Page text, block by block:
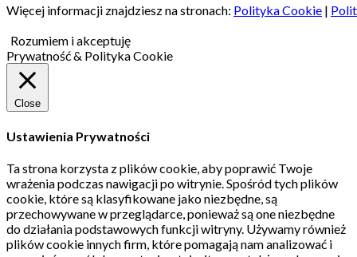
Więcej informacji znajdziesz na stronach: Polityka Cookie |
Rozumiem i akceptuję
Prywatność & Polityka Cookie
Close
Ustawienia Prywatności
Ta strona korzysta z plików cookie, aby poprawić Twoje
wrażenia podczas nawigacji po witrynie.Spośród tych plików
cookie, które są klasyfikowane jako niezbędne, są
przechowywane w przeglądarce, ponieważ są one niezbędne
do działania podstawowych funkcji witryny. Używamy również
plików cookie innych firm, które pomagają nam analizować i